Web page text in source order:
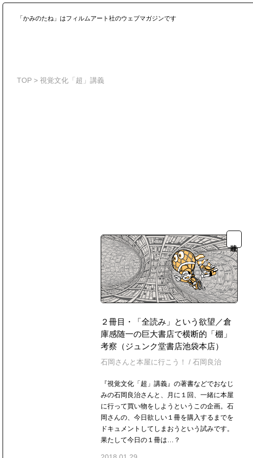
「かみのたね」はフィルムアート社のウェブマガジンです
TOP > 視覚文化「超」講義
２冊目・「全読み」という欲望／倉
庫感随一の巨大書店で横断的「棚」
考察（ジュンク堂書店池袋本店）
石岡さんと本屋に行こう！ / 石岡良治
『視覚文化「超」講義』の著書などでおなじ
みの石岡良治さんと、月に１回、一緒に本屋
に行って買い物をしようというこの企画。石
岡さんの、今日欲しい１冊を購入するまでを
ドキュメントしてしまおうという試みです。
果たして今日の１冊は…？